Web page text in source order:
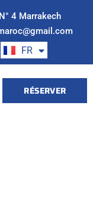
4 Marrakech
FR
EN
ES
DE
RÉSERVER